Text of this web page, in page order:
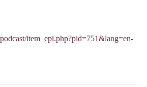
item_epi.php?pid=751&lang=en-